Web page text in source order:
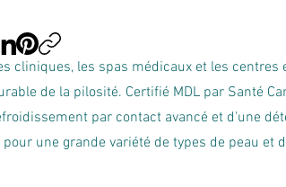
cliniques, les spas médicaux et les centres
de la pilosité. Certifié MDL par Santé
par contact avancé et d'une
une grande variété de types de peau et